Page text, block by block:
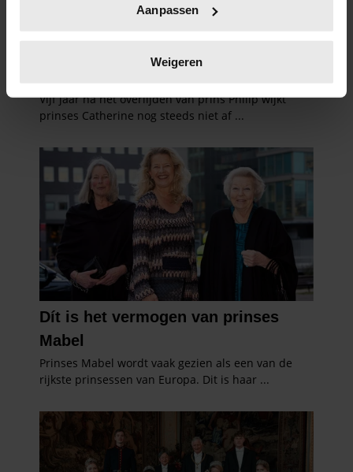
scannen op specifieke eigenschappen (fingerprinting)
verwerkt en stel uw voorkeuren in het
intrekken in de Cookieverklaring.
personaliseren, om functies voor social media te bieden
en om ons websiteverkeer te analyseren. Ook delen we
informatie over uw gebruik van onze site met onze
partners voor social media, adverteren en analyse. Deze
partners kunnen deze gegevens combineren met andere
informatie die u aan ze heeft verstrekt of die ze hebben
verzameld op basis van uw gebruik van hun services. U
gaat akkoord met onze cookies als u onze website blijft
gebruiken.
Aanpassen
Weigeren